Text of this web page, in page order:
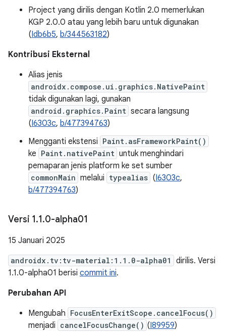
Project yang dirilis dengan Kotlin 2.0 memerlukan
KGP 2.0.0 atau yang lebih baru untuk digunakan
(Idb6b5, b/344563182)
Kontribusi Eksternal
Alias jenis
androidx.compose.ui.graphics.NativePaint
tidak digunakan lagi, gunakan
android.graphics.Paint secara langsung
(I6303c, b/477394763)
Mengganti ekstensi Paint.asFrameworkPaint()
ke Paint.nativePaint untuk menghindari
pemaparan jenis platform ke set sumber
commonMain melalui typealias (I6303c,
b/477394763)
Versi 1.1.0-alpha01
15 Januari 2025
androidx.tv:tv-material:1.1.0-alpha01
dirilis. Versi
1.1.0-alpha01 berisi commit ini.
Perubahan API
Mengubah FocusEnterExitScope.cancelFocus()
menjadi cancelFocusChange() (I89959)